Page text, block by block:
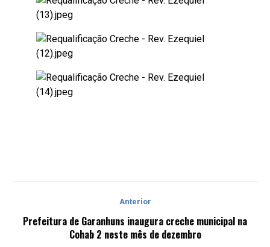
Anterior
Prefeitura de Garanhuns inaugura creche municipal na
Cohab 2 neste mês de dezembro